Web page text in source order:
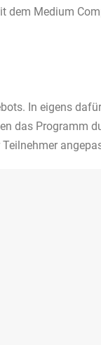
dem Medium
In eigens
das Programm